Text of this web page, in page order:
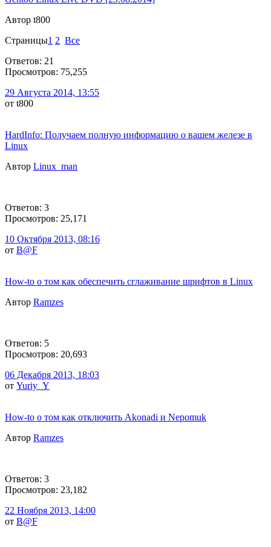
Автор t800
Страницы1 2 Все
Ответов: 21
Просмотров: 75,255
29 Августа 2014, 13:55
от t800
HardInfo: Получаем полную информацию о вашем железе в
Linux
Автор Linux_man
Ответов: 3
Просмотров: 25,171
10 Октября 2013, 08:16
от B@F
How-to о том как обеспечить сглаживание шрифтов в Linux
Автор Ramzes
Ответов: 5
Просмотров: 20,693
06 Декабря 2013, 18:03
от Yuriy_Y
How-to о том как отключить Akonadi и Nepomuk
Автор Ramzes
Ответов: 3
Просмотров: 23,182
22 Ноября 2013, 14:00
от B@F